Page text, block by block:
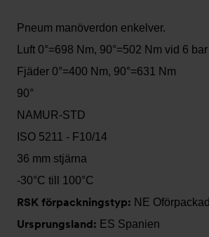
Pneum manöverdon enkelver.
Luft 0°=698 Nm, 90°=502 Nm vid 6 bar
Fjäder 0°=400 Nm, 90°=631 Nm
90°
NAMUR-STD
ISO 5211 - F10/14
36 mm stjärna
-30°C till 100°C
RSK förpackningstyp: NE Oförpackad
Ursprungsland: ES Spanien